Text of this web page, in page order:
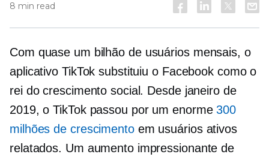
8 min read
Com quase um bilhão de usuários mensais, o
aplicativo TikTok substituiu o Facebook como o
rei do crescimento social. Desde janeiro de
2019, o TikTok passou por um enorme300
milhões de crescimentoem usuários ativos
relatados. Um aumento impressionante de